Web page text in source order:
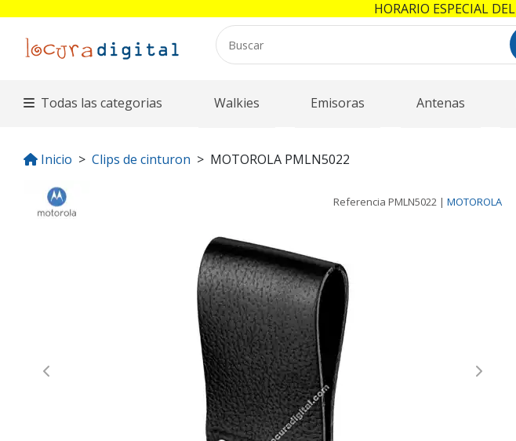
Todas las categorias Walkies Emisoras Antenas
Inicio Clips de cinturon MOTOROLA PMLN5022
Referencia PMLN5022 | MOTOROLA
Previous Next
HORARIO ESPECIAL DEL